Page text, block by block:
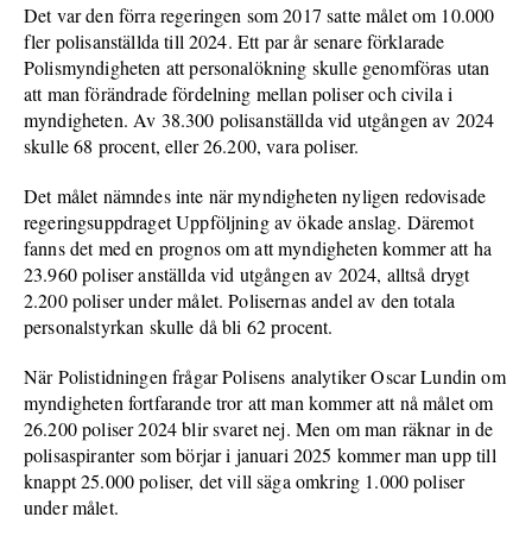
Det var den förra regeringen som 2017 satte målet om 10.000
fler polisanställda till 2024. Ett par år senare förklarade
Polismyndigheten att personalökning skulle genomföras utan
att man förändrade fördelning mellan poliser och civila i
myndigheten. Av 38.300 polisanställda vid utgången av 2024
skulle 68 procent, eller 26.200, vara poliser.
Det målet nämndes inte när myndigheten nyligen redovisade
regeringsuppdraget Uppföljning av ökade anslag. Däremot
fanns det med en prognos om att myndigheten kommer att ha
23.960 poliser anställda vid utgången av 2024, alltså drygt
2.200 poliser under målet. Polisernas andel av den totala
personalstyrkan skulle då bli 62 procent.
När Polistidningen frågar Polisens analytiker Oscar Lundin om
myndigheten fortfarande tror att man kommer att nå målet om
26.200 poliser 2024 blir svaret nej. Men om man räknar in de
polisaspiranter som börjar i januari 2025 kommer man upp till
knappt 25.000 poliser, det vill säga omkring 1.000 poliser
under målet.